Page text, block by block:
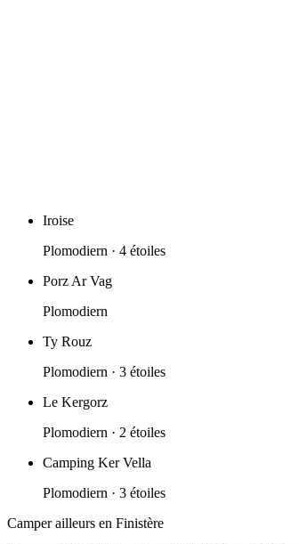
Iroise
Plomodiern · 4 étoiles
Porz Ar Vag
Plomodiern
Ty Rouz
Plomodiern · 3 étoiles
Le Kergorz
Plomodiern · 2 étoiles
Camping Ker Vella
Plomodiern · 3 étoiles
Camper ailleurs en Finistère